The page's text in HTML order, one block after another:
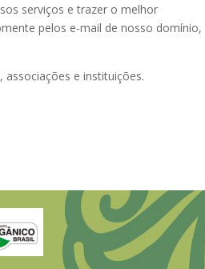
serviços e trazer o melhor
pelos e-mail de nosso domínio,
e instituições.